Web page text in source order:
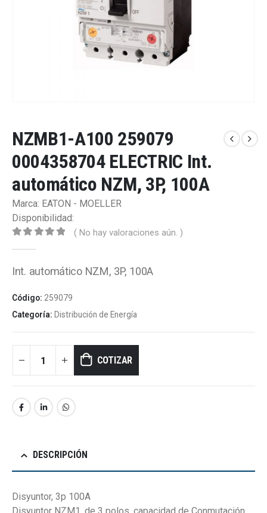
NZMB1-A100 259079
0004358704 ELECTRIC Int.
automático NZM, 3P, 100A
Marca: EATON - MOELLER
Disponibilidad:
( No hay valoraciones aún. )
Int. automático NZM, 3P, 100A
Código: 259079
Categoría: Distribución de Energía
COTIZAR
DESCRIPCIÓN
Disyuntor, 3p 100A